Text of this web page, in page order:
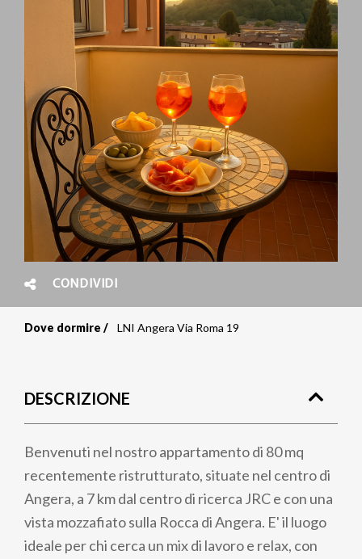
CONDIVIDI
pane
Dove dormire LNI Angera Via Roma 19
DESCRIZIONE
Benvenuti nel nostro appartamento di 80 mq
recentemente ristrutturato, situate nel centro di
Angera, a 7 km dal centro di ricerca JRC e con una
vista mozzafiato sulla Rocca di Angera. E' il luogo
ideale per chi cerca un mix di lavoro e relax, con